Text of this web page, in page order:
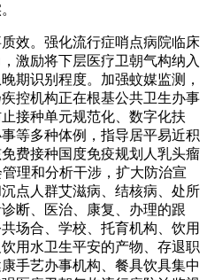
。强化流行症哨点病院临床
激励将下层医疗卫朝气构纳入
期识别程度。加强蚊媒监测，
控机构正在根基公共卫生办事
接种单元规范化、数字化扶
等多种体例，指导居平易近积
费接种国度免疫规划人乳头瘤
理和分析干涉，扩大防治宣
点人群艾滋病、结核病、处所
断、医治、康复、办理的跟
场合、学校、托育机构、饮用
用水卫生平安的产物、存退职
手艺办事机构、餐具饮具集中